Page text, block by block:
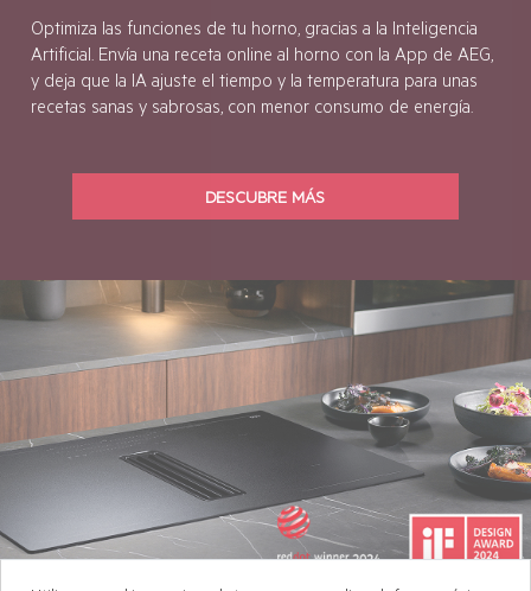
Optimiza las funciones de tu horno, gracias a la Inteligencia
Artificial. Envía una receta online al horno con la App de AEG,
y deja que la IA ajuste el tiempo y la temperatura para unas